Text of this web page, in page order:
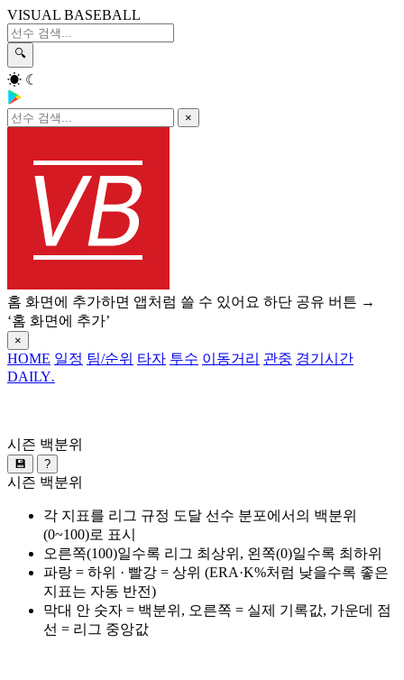
VISUAL BASEBALL
🔍
☀ ☾
×
홈 화면에 추가하면 앱처럼 쓸 수 있어요 하단 공유 버튼 →
‘홈 화면에 추가’
×
HOME 일정 팀/순위 타자 투수 이동거리 관중 경기시간
DAILY.
시즌 백분위
💾 ?
시즌 백분위
각 지표를 리그 규정 도달 선수 분포에서의 백분위
(0~100)로 표시
오른쪽(100)일수록 리그 최상위, 왼쪽(0)일수록 최하위
파랑 = 하위 · 빨강 = 상위 (ERA·K%처럼 낮을수록 좋은
지표는 자동 반전)
막대 안 숫자 = 백분위, 오른쪽 = 실제 기록값, 가운데 점
선 = 리그 중앙값